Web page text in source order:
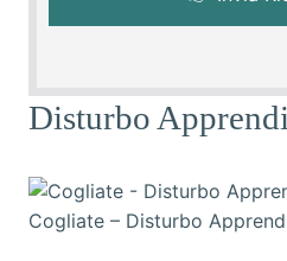
Disturbo
Cogliate – Disturbo